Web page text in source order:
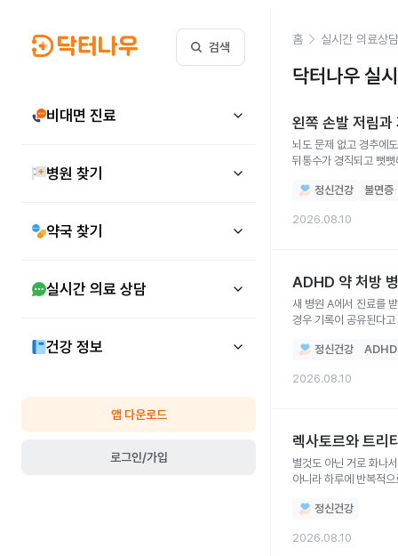
검색
비대면 진료
병원 찾기
약국 찾기
실시간 의료 상담
건강 정보
앱 다운로드
로그인/가입
홈 실시간 의료상담
닥터나우 실
왼쪽 손발 저림
뇌도 문제 없고 경추에
뒤통수가 경직되고 뻣
정신건강
불면증
2026.08.10
ADHD 약 처방
새 병원 A에서 진료를
경우 기록이 공유된다
정신건강 ADHD
2026.08.10
렉사토르와 트리
별것도 아닌 거로 화나
아니라 하루에 반복적
정신건강
2026.08.10